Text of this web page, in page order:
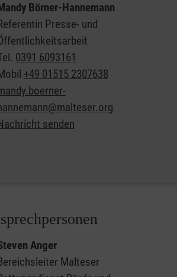
Börner-Hannemann
Presse- und
0391 6093161
+49 01515 2307638
senden
Anger
Malteser